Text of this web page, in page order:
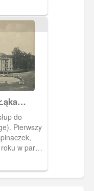
do
w parku